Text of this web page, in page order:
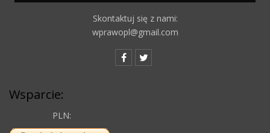
Skontaktuj się z nami:
wprawopl@gmail.com
Wsparcie:
PLN: